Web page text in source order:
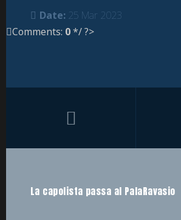
Date: 25 Mar 2023
Comments: 0*/ ?>
La capolista passa al PalaRavasio